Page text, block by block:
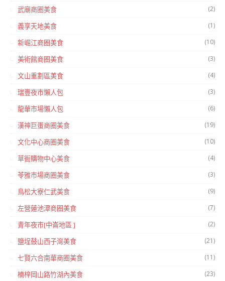
武廟商圈美食 (2)
義享天地美食 (1)
新崛江商圈美食 (10)
美術館商圈美食 (3)
文山重劃區美食 (4)
瑞豐夜市懶人包 (3)
龍華市場懶人包 (6)
漢神巨蛋商圈美食 (19)
文化中心商圈美食 (10)
草衙購物中心美食 (4)
苓雅市場商圈美食 (3)
鳥松大寮仁武美食 (9)
左營蓮池潭商圈美食 (7)
青年夜市[中崙地區 ] (2)
鹽埕鼓山西子灣美食 (21)
七賢六合南華商圈美食 (11)
楠梓岡山路竹湖內美食 (23)